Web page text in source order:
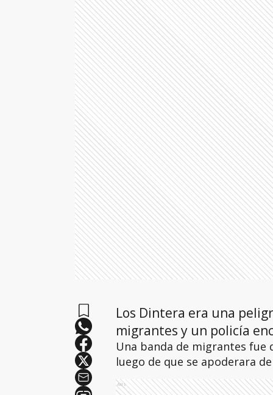
Los Dintera era una
migrantes y un policía
Una banda de migrantes
luego de que se apoderara
Ads